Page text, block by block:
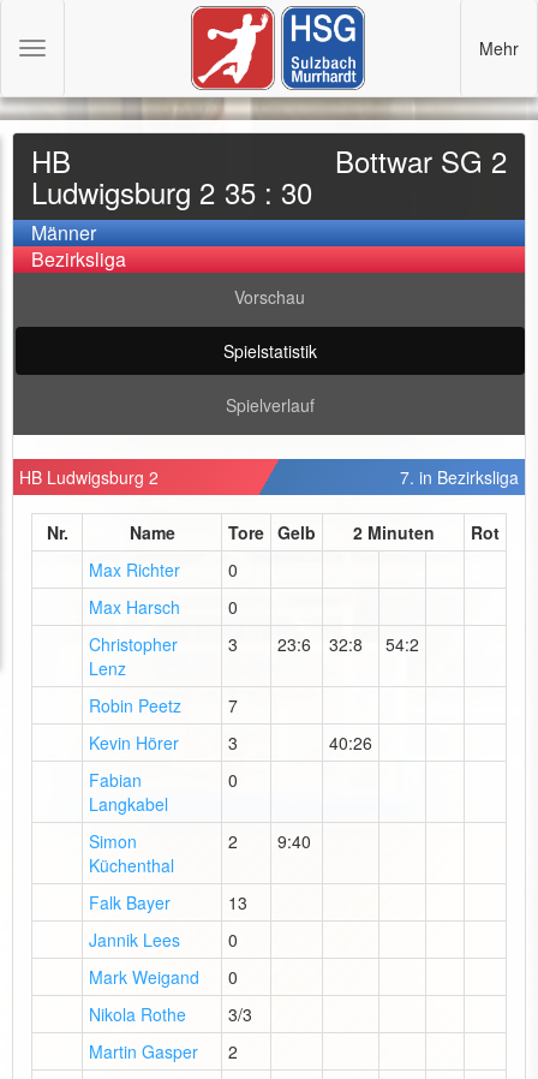
HB
Ludwigsburg 2 35 : 30
Bottwar SG 2
Männer
Bezirksliga
Vorschau
Spielstatistik
Spielverlauf
HB Ludwigsburg 2 7. in Bezirksliga
Nr. Name Tore Gelb 2 Minuten
Rot
Max Richter
0
Max Harsch
0
Christopher
Lenz
3 23:6 32:8 54:2
Robin Peetz
7
Kevin Hörer
3
40:26
Fabian
Langkabel
0
Simon
Küchenthal
2 9:40
Falk Bayer
13
Jannik Lees
0
Mark Weigand
0
Nikola Rothe
3/3
Martin Gasper
2
Toggle
Mehr